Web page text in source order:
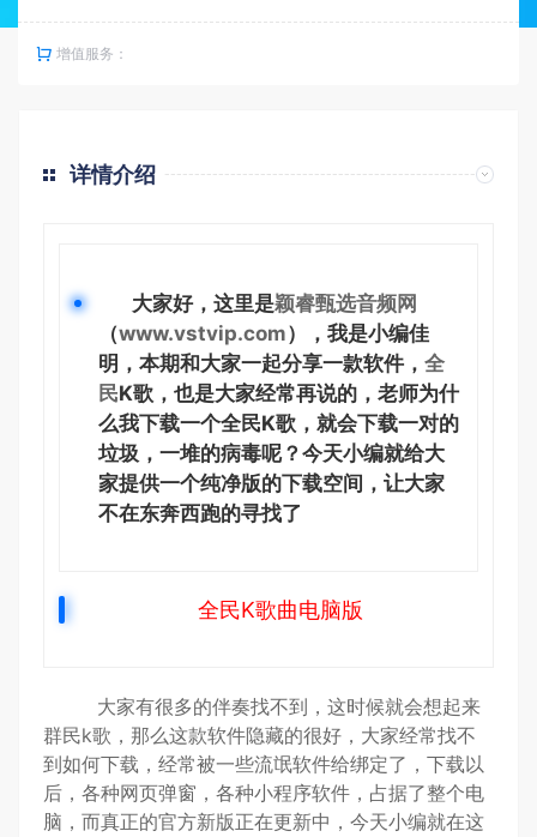
增值服务：
详情介绍
大家好，这里是颖睿甄选音频网
（www.vstvip.com），我是小编佳
明，本期和大家一起分享一款软件， 全
民K歌，也是大家经常再说的，老师为什
么我下载一个全民K歌，就会下载一对的
垃圾，一堆的病毒呢？今天小编就给大
家提供一个纯净版的下载空间，让大家
不在东奔西跑的寻找了
全民K歌曲电脑版
大家有很多的伴奏找不到，这时候就会想起来
群民k歌，那么这款软件隐藏的很好，大家经常找不
到如何下载，经常被一些流氓软件给绑定了，下载以
后，各种网页弹窗，各种小程序软件，占据了整个电
脑，而真正的官方新版正在更新中，今天小编就在这